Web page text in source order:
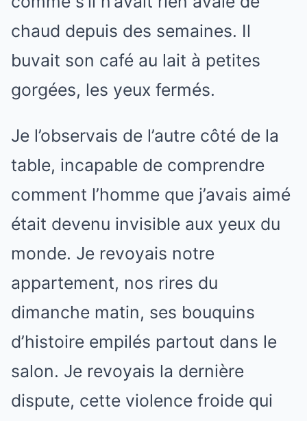
chaud depuis des semaines. Il
buvait son café au lait à petites
gorgées, les yeux fermés.
Je l’observais de l’autre côté de la
table, incapable de comprendre
comment l’homme que j’avais aimé
était devenu invisible aux yeux du
monde. Je revoyais notre
appartement, nos rires du
dimanche matin, ses bouquins
d’histoire empilés partout dans le
salon. Je revoyais la dernière
dispute, cette violence froide qui